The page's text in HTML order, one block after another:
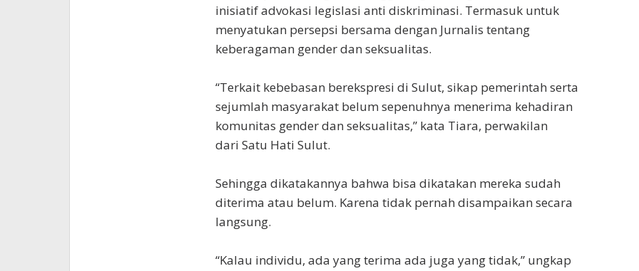
inisiatif advokasi legislasi anti diskriminasi. Termasuk untuk
menyatukan persepsi bersama dengan Jurnalis tentang
keberagaman gender dan seksualitas.
“Terkait kebebasan berekspresi di Sulut, sikap pemerintah serta
sejumlah masyarakat belum sepenuhnya menerima kehadiran
komunitas gender dan seksualitas,” kata Tiara, perwakilan
dari Satu Hati Sulut.
Sehingga dikatakannya bahwa bisa dikatakan mereka sudah
diterima atau belum. Karena tidak pernah disampaikan secara
langsung.
“Kalau individu, ada yang terima ada juga yang tidak,” ungkap